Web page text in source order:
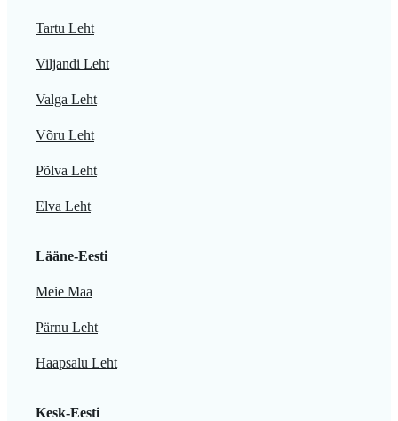
Tartu Leht
Viljandi Leht
Valga Leht
Võru Leht
Põlva Leht
Elva Leht
Lääne-Eesti
Meie Maa
Pärnu Leht
Haapsalu Leht
Kesk-Eesti